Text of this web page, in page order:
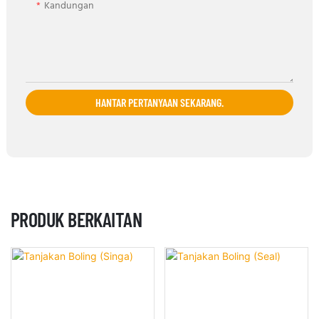
Kandungan
HANTAR PERTANYAAN SEKARANG.
PRODUK BERKAITAN